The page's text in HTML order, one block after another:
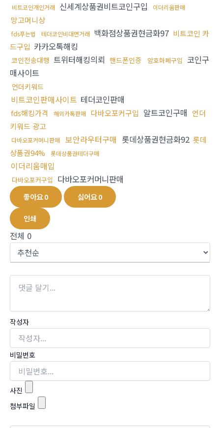
비트코인개인거래 신세계상품권비트코인구입 이더리움판매
망고머니상
fds푸는법 테더코인비대면거래 백화점상품권현금화97 비트코인 카
드구입 카카오톡해킹
코인전송대행 트위터해킹의뢰 핸드폰인증 암호화폐구입 코인구
매사이트
언더키워드
비트코인판매사이트 테더코인판매
fds해킹가격 해외카톡판매 다바오포커구입 알트코인구매 언더
키워드 광고
다바오포커머니판매 보안라우터구매 롯데상품권현금화92 롯데
상품권94%
롯데상품권테더구매
이더리움매입
다바오포커구입 다바오포커머니판매
좋아요0 싫어요0
인쇄
전체 0
작성자
비밀번호
사진
첨부파일